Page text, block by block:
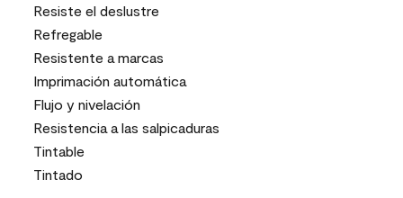
Resiste el deslustre
Refregable
Resistente a marcas
Imprimación automática
Flujo y nivelación
Resistencia a las salpicaduras
Tintable
Tintado